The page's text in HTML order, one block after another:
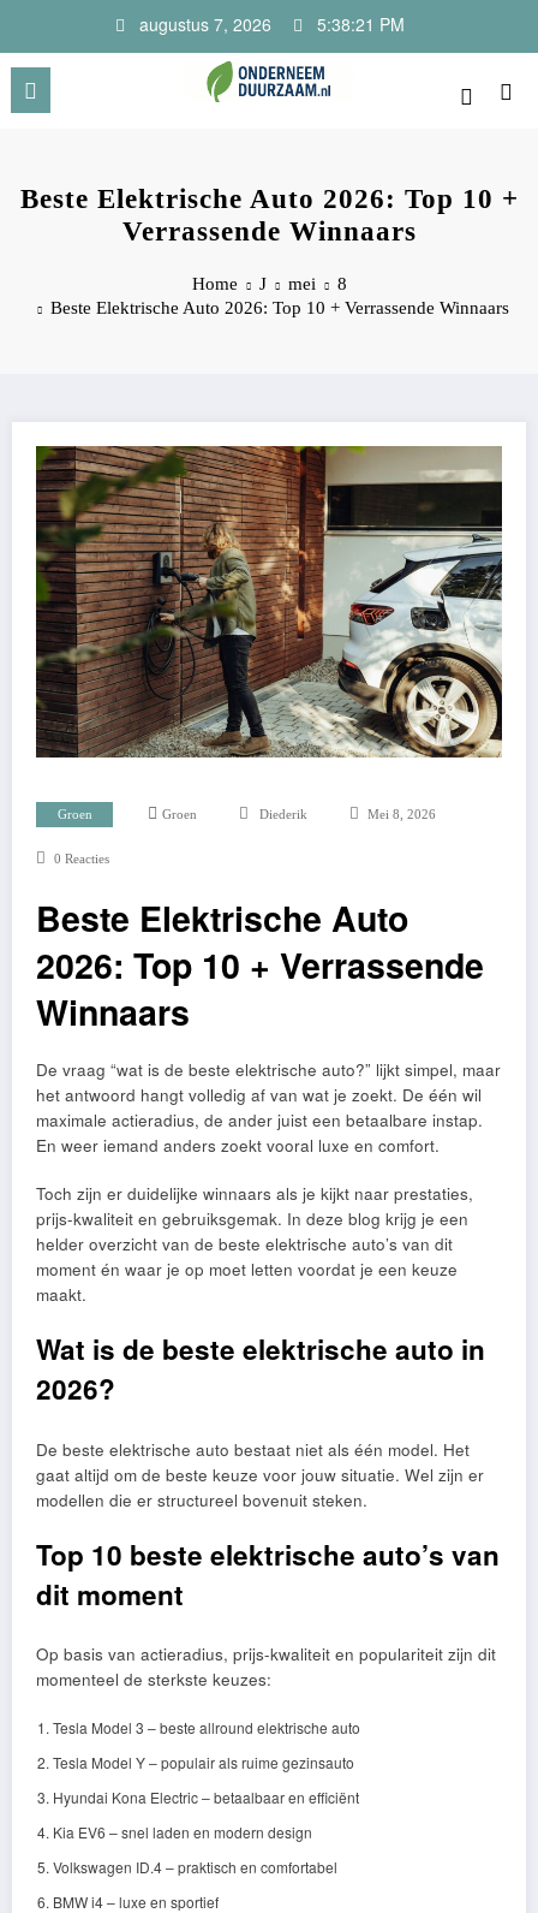
de
inhoud
augustus 7, 2026 5:38:22 PM
Beste Elektrische Auto 2026: Top 10 +
Verrassende Winnaars
Home J mei
8
Beste Elektrische Auto 2026: Top 10 + Verrassende Winnaars
Groen Groen Diederik Mei 8, 2026
0 Reacties
Beste Elektrische Auto
2026: Top 10 + Verrassende
Winnaars
De vraag “wat is de beste elektrische auto?” lijkt simpel, maar
het antwoord hangt volledig af van wat je zoekt. De één wil
maximale actieradius, de ander juist een betaalbare instap.
En weer iemand anders zoekt vooral luxe en comfort.
Toch zijn er duidelijke winnaars als je kijkt naar prestaties,
prijs-kwaliteit en gebruiksgemak. In deze blog krijg je een
helder overzicht van de beste elektrische auto’s van dit
moment én waar je op moet letten voordat je een keuze
maakt.
Wat is de beste elektrische auto in
2026?
De beste elektrische auto bestaat niet als één model. Het
gaat altijd om de beste keuze voor jouw situatie. Wel zijn er
modellen die er structureel bovenuit steken.
Top 10 beste elektrische auto’s van
dit moment
Op basis van actieradius, prijs-kwaliteit en populariteit zijn dit
momenteel de sterkste keuzes:
Tesla Model 3 – beste allround elektrische auto
Tesla Model Y – populair als ruime gezinsauto
Hyundai Kona Electric – betaalbaar en efficiënt
Kia EV6 – snel laden en modern design
Volkswagen ID.4 – praktisch en comfortabel
BMW i4 – luxe en sportief